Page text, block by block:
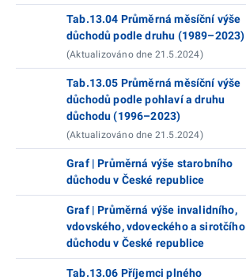
Tab.13.04 Průměrná měsíční výše
důchodů podle druhu (1989–2023)
(Aktualizováno dne 21.5.2024)
Tab.13.05 Průměrná měsíční výše
důchodů podle pohlaví a druhu
důchodu (1996–2023)
(Aktualizováno dne 21.5.2024)
Graf | Průměrná výše starobního
důchodu v České republice
Graf | Průměrná výše invalidního,
vdovského, vdoveckého a sirotčího
důchodu v České republice
Tab.13.06 Příjemci plného